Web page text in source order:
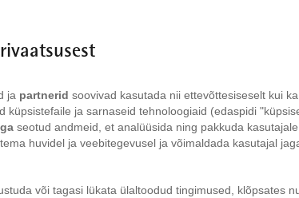
ja partnerid soovivad kasutada nii ettevõttesiseselt kui
küpsistefaile ja sarnaseid tehnoloogiaid (edaspidi
seotud andmeid, et analüüsida ning pakkuda
huvidel ja veebitegevusel ja võimaldada kasutajal
või tagasi lükata ülaltoodud tingimused, klõpsates